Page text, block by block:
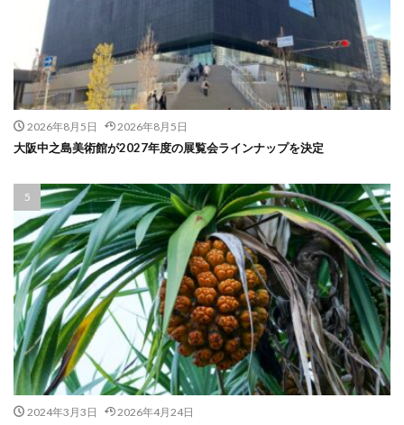
2026年8月5日 2026年8月5日
大阪中之島美術館が2027年度の展覧会ラインナップを決定
2024年3月3日 2026年4月24日